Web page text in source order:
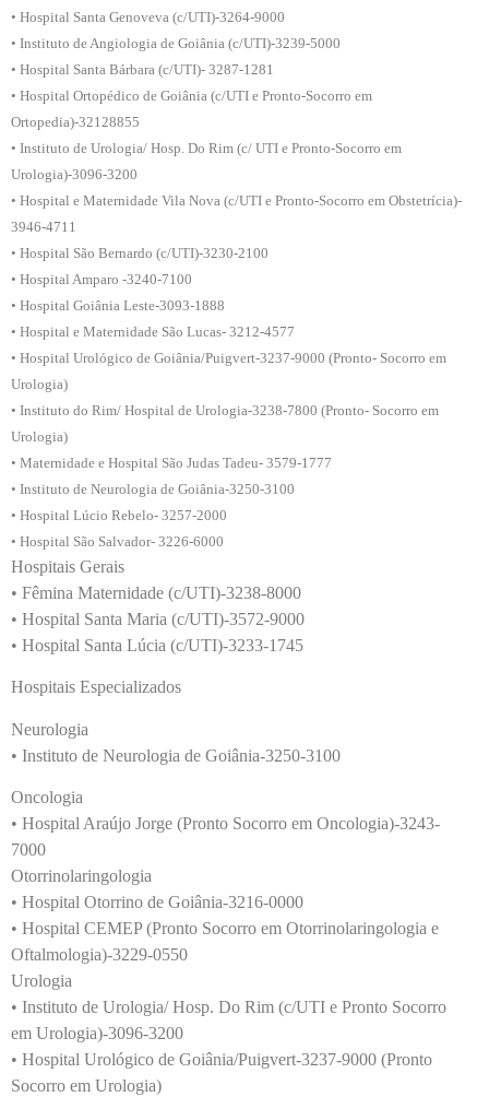
• Hospital Santa Genoveva (c/UTI)-3264-9000
• Instituto de Angiologia de Goiânia (c/UTI)-3239-5000
• Hospital Santa Bárbara (c/UTI)- 3287-1281
• Hospital Ortopédico de Goiânia (c/UTI e Pronto-Socorro em
Ortopedia)-32128855
• Instituto de Urologia/ Hosp. Do Rim (c/ UTI e Pronto-Socorro em
Urologia)-3096-3200
• Hospital e Maternidade Vila Nova (c/UTI e Pronto-Socorro em Obstetrícia)-
3946-4711
• Hospital São Bernardo (c/UTI)-3230-2100
• Hospital Amparo -3240-7100
• Hospital Goiânia Leste-3093-1888
• Hospital e Maternidade São Lucas- 3212-4577
• Hospital Urológico de Goiânia/Puigvert-3237-9000 (Pronto- Socorro em
Urologia)
• Instituto do Rim/ Hospital de Urologia-3238-7800 (Pronto- Socorro em
Urologia)
• Maternidade e Hospital São Judas Tadeu- 3579-1777
• Instituto de Neurologia de Goiânia-3250-3100
• Hospital Lúcio Rebelo- 3257-2000
• Hospital São Salvador- 3226-6000
Hospitais Gerais
• Fêmina Maternidade (c/UTI)-3238-8000
• Hospital Santa Maria (c/UTI)-3572-9000
• Hospital Santa Lúcia (c/UTI)-3233-1745
Hospitais Especializados
Neurologia
• Instituto de Neurologia de Goiânia-3250-3100
Oncologia
• Hospital Araújo Jorge (Pronto Socorro em Oncologia)-3243-
7000
Otorrinolaringologia
• Hospital Otorrino de Goiânia-3216-0000
• Hospital CEMEP (Pronto Socorro em Otorrinolaringologia e
Oftalmologia)-3229-0550
Urologia
• Instituto de Urologia/ Hosp. Do Rim (c/UTI e Pronto Socorro
em Urologia)-3096-3200
• Hospital Urológico de Goiânia/Puigvert-3237-9000 (Pronto
Socorro em Urologia)